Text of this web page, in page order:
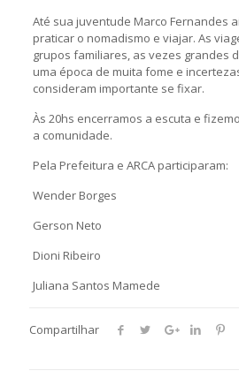
Até sua juventude Marco Fernandes
praticar o nomadismo e viajar. As
grupos familiares, as vezes grandes
uma época de muita fome e
consideram importante se fixar.
Às 20hs encerramos a escuta e
a comunidade.
Pela Prefeitura e ARCA participaram:
Wender Borges
Gerson Neto
Dioni Ribeiro
Juliana Santos Mamede
Compartilhar